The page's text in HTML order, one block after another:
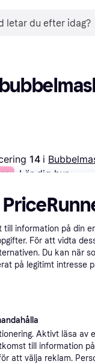
14 i
Lär dig hur
information på din
För att vidta
Du kan när
på legitimt intresse
Aktivt läsa av
till information
att välja reklam.